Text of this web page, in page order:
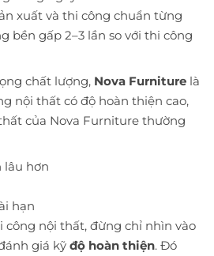
xuất và thi công chuẩn từng
bền gấp 2–3 lần so với thi công
chất lượng, Nova Furniture là
nội thất có độ hoàn thiện cao,
của Nova Furniture thường
lâu hơn
hạn
công nội thất, đừng chỉ nhìn vào
giá kỹ độ hoàn thiện. Đó